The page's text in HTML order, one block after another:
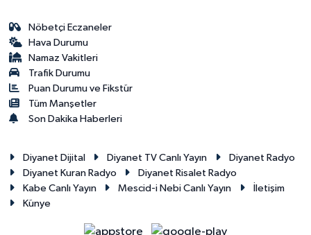
Nöbetçi Eczaneler
Hava Durumu
Namaz Vakitleri
Trafik Durumu
Puan Durumu ve Fikstür
Tüm Manşetler
Son Dakika Haberleri
Diyanet Dijital Diyanet TV Canlı Yayın
Diyanet Radyo
Diyanet Kuran Radyo
Diyanet Risalet Radyo
Kabe Canlı Yayın
Mescid-i Nebi Canlı Yayın
İletişim
Künye